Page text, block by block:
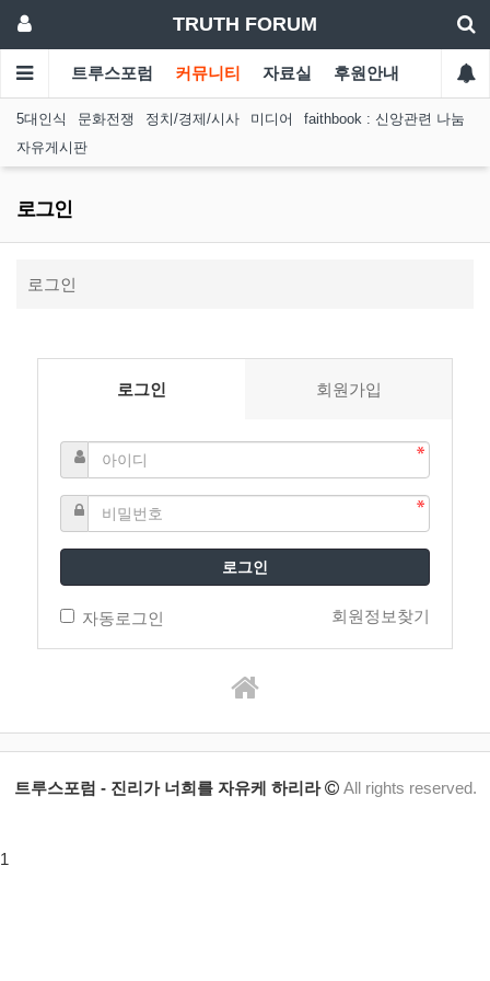
TRUTH FORUM
트루스포럼 커뮤니티 자료실 후원안내
5대인식 문화전쟁 정치/경제/시사 미디어
faithbook : 신앙관련 나눔
자유게시판
로그인
로그인
로그인 회원가입
로그인
자동로그인 회원정보찾기
트루스포럼 - 진리가 너희를 자유케 하리라 All rights reserved.
1